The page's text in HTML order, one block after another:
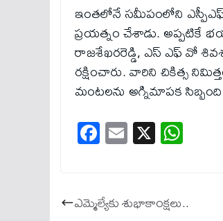
ఇంతలోనే సమీపంలోని ఎస్పీఎఫ్
ప్రయత్నం చేశాడు. అప్పటికే
రాజశేఖరరెడ్డి, ఎస్ ఎఫ్ వో
రక్షించారు. వారిని చికిత్స
మంటలను అగ్నిమాపక సిబ్బంది
Fa
ce
ok
E
m
X
A
ఎమ్మెల్యేకు శుభాకాంక్ష‌లు..